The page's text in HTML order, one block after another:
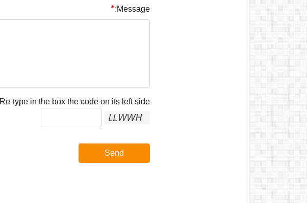
Message:
Re-type in the box the code on its left side:
Send